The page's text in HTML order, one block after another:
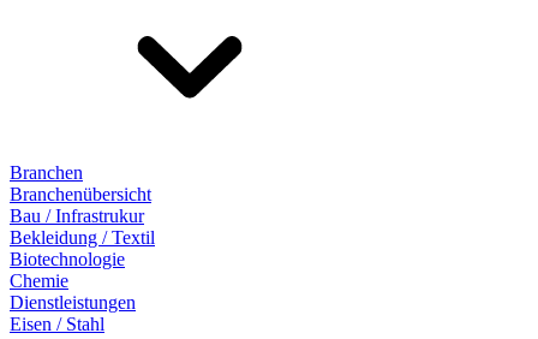
Branchen
Branchenübersicht
Bau / Infrastrukur
Bekleidung / Textil
Biotechnologie
Chemie
Dienstleistungen
Eisen / Stahl